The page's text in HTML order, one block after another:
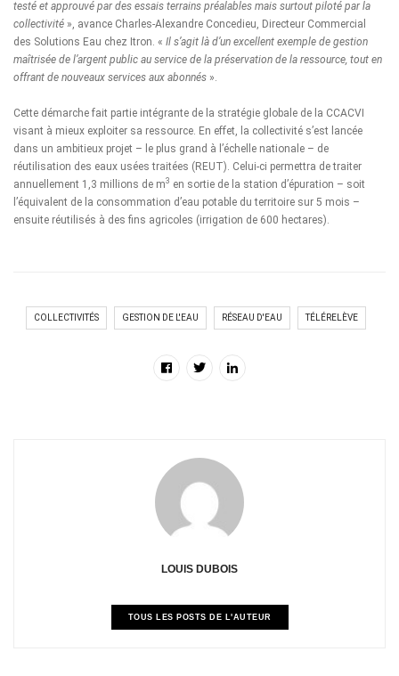
testé et approuvé par des essais terrains préalables mais surtout piloté par la
collectivité », avance Charles-Alexandre Concedieu, Directeur Commercial
des Solutions Eau chez Itron. « Il s’agit là d’un excellent exemple de gestion
maîtrisée de l’argent public au service de la préservation de la ressource, tout en
offrant de nouveaux services aux abonnés ».
Cette démarche fait partie intégrante de la stratégie globale de la CCACVI
visant à mieux exploiter sa ressource. En effet, la collectivité s’est lancée
dans un ambitieux projet – le plus grand à l’échelle nationale – de
réutilisation des eaux usées traitées (REUT). Celui-ci permettra de traiter
annuellement 1,3 millions de m3 en sortie de la station d’épuration – soit
l’équivalent de la consommation d’eau potable du territoire sur 5 mois –
ensuite réutilisés à des fins agricoles (irrigation de 600 hectares).
COLLECTIVITÉS GESTION DE L'EAU RÉSEAU D'EAU TÉLÉRELÈVE
LOUIS DUBOIS
TOUS LES POSTS DE L'AUTEUR